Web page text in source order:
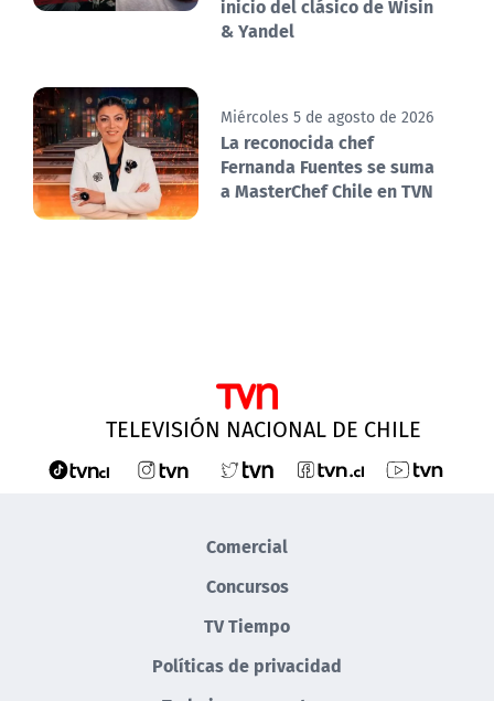
inicio del clásico de Wisin
& Yandel
Miércoles 5 de agosto de 2026
La reconocida chef
Fernanda Fuentes se suma
a MasterChef Chile en TVN
TELEVISIÓN NACIONAL DE CHILE
Comercial
Concursos
TV Tiempo
Políticas de privacidad